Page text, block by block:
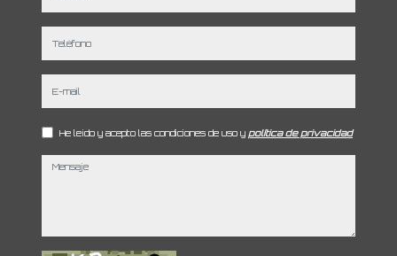
He leído y acepto las condiciones de uso y política de privacidad
mensaje